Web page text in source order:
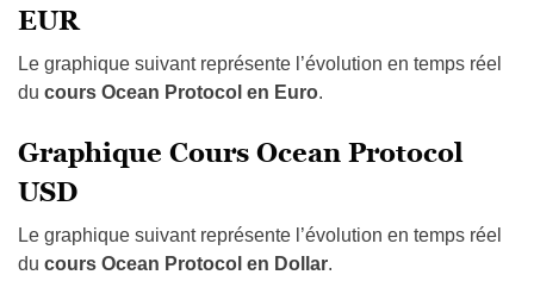
EUR
Le graphique suivant représente l’évolution en temps réel
du cours Ocean Protocol en Euro.
Graphique Cours Ocean Protocol
USD
Le graphique suivant représente l’évolution en temps réel
du cours Ocean Protocol en Dollar.